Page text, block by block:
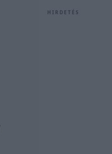
HIRDETÉS